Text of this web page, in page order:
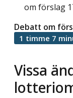
om förslag
Vissa
Debatt om
1 timme 7